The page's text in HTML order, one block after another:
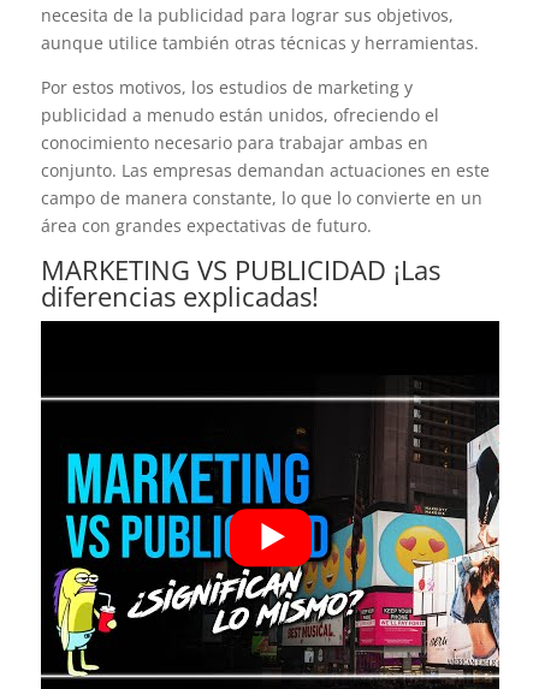
necesita de la publicidad para lograr sus objetivos,
aunque utilice también otras técnicas y herramientas.
Por estos motivos, los estudios de marketing y
publicidad a menudo están unidos, ofreciendo el
conocimiento necesario para trabajar ambas en
conjunto. Las empresas demandan actuaciones en este
campo de manera constante, lo que lo convierte en un
área con grandes expectativas de futuro.
MARKETING VS PUBLICIDAD ¡Las
diferencias explicadas!